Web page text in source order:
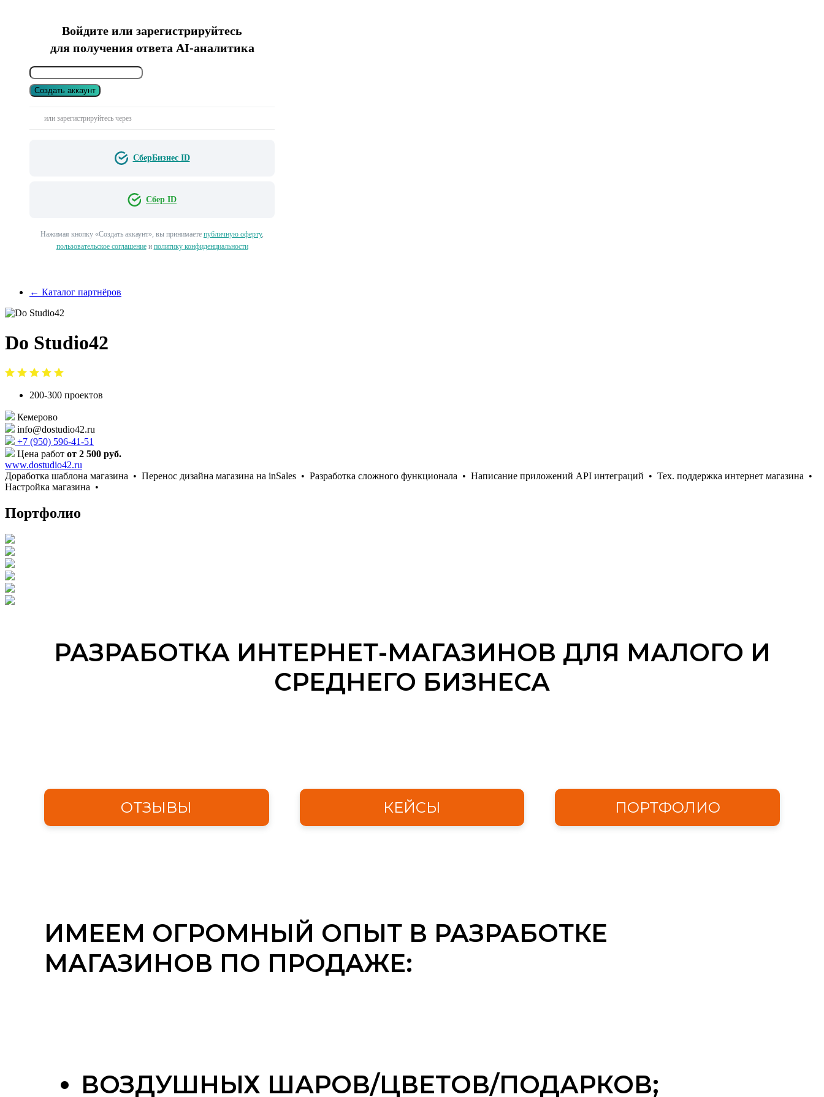
Войдите или зарегистрируйтесь
для получения ответа AI-аналитика
Создать аккаунт
или зарегистрируйтесь через
СберБизнес ID
Сбер ID
Нажимая кнопку «Создать аккаунт», вы принимаете публичную оферту,
пользовательское соглашениеи политику конфиденциальности
← Каталог партнёров
Do Studio42
200-300 проектов
Кемерово
info@dostudio42.ru
+7 (950) 596-41-51
Цена работ от 2 500 руб.
www.dostudio42.ru
Доработка шаблона магазина • Перенос дизайна магазина на inSales • Разработка сложного функционала • Написание приложений API интеграций • Тех. поддержка интернет магазина •
Настройка магазина •
Портфолио
РАЗРАБОТКА ИНТЕРНЕТ-МАГАЗИНОВ ДЛЯ МАЛОГО И
СРЕДНЕГО БИЗНЕСА
ОТЗЫВЫ КЕЙСЫ ПОРТФОЛИО
ИМЕЕМ ОГРОМНЫЙ ОПЫТ В РАЗРАБОТКЕ
МАГАЗИНОВ ПО ПРОДАЖЕ:
ВОЗДУШНЫХ ШАРОВ/ЦВЕТОВ/ПОДАРКОВ;